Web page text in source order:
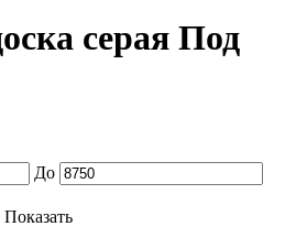
серая Под
До
Показать